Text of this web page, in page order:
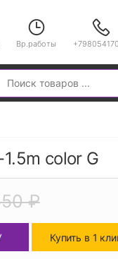
Вр.работы
color G
₽
Купить в 1